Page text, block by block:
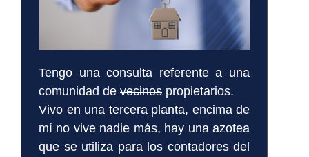
Tengo una consulta referente a una
comunidad de vecinos propietarios.
Vivo en una tercera planta, encima de
mí no vive nadie más, hay una azotea
que se utiliza para los contadores del